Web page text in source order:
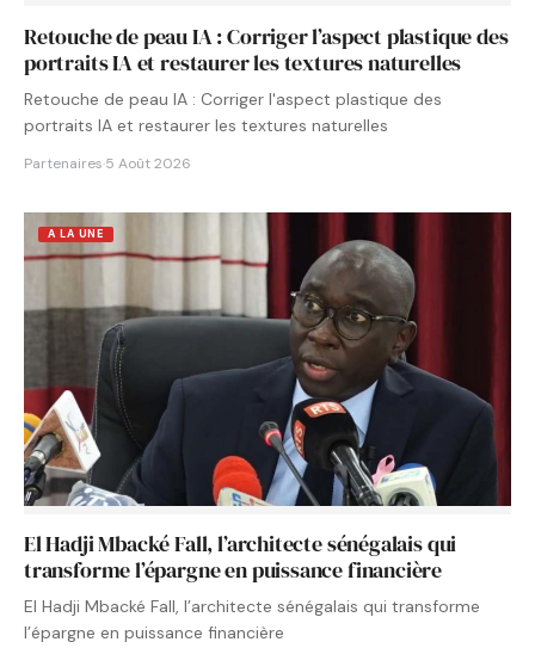
Retouche de peau IA : Corriger l’aspect plastique des
portraits IA et restaurer les textures naturelles
Retouche de peau IA : Corriger l'aspect plastique des
portraits IA et restaurer les textures naturelles
Partenaires·5 Août 2026
A LA UNE
El Hadji Mbacké Fall, l’architecte sénégalais qui
transforme l’épargne en puissance financière
El Hadji Mbacké Fall, l’architecte sénégalais qui transforme
l’épargne en puissance financière